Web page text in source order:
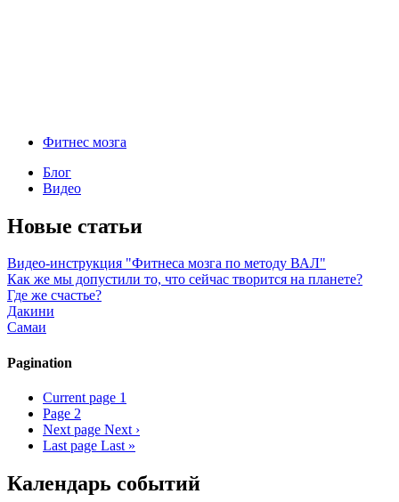
Фитнес мозга
Блог
Видео
Новые статьи
Видео-инструкция "Фитнеса мозга по методу ВАЛ"
Как же мы допустили то, что сейчас творится на планете?
Где же счастье?
Дакини
Самаи
Pagination
Current page 1
Page 2
Next page Next ›
Last page Last »
Календарь событий